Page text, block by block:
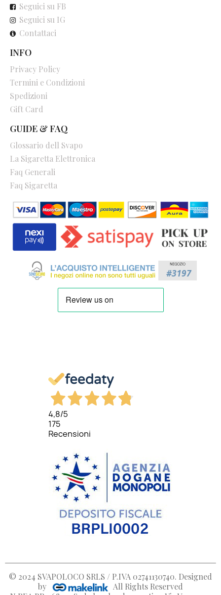
Seguici su FB
Seguici su IG
Contattaci
INFO
Privacy Policy
Termini e Condizioni
Spedizioni
Gift Card
GUIDE & FAQ
Glossario dell Svapo
La Sigaretta Elettronica
Faq Generali
Faq Sigaretta
4,8/5
175
Recensioni
© 2024 SVAPOLOCO SRLS / P.IVA 02741130740. Designed
by
All Rights Reserved